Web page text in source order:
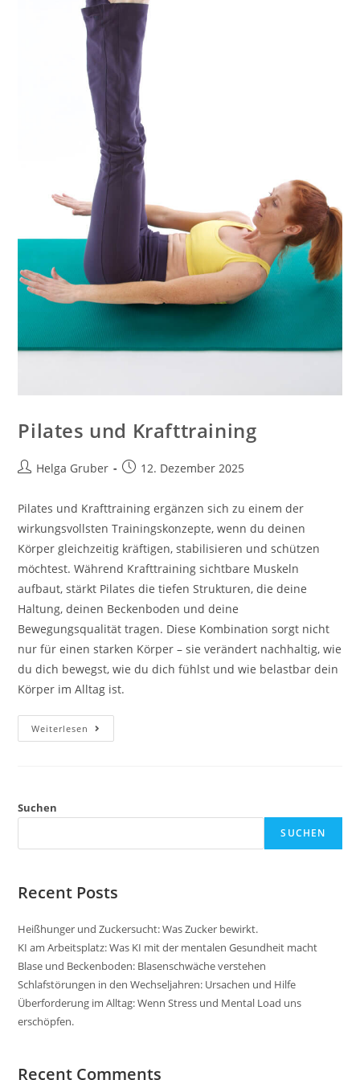
Pilates und Krafttraining
Beitrags-
Helga Gruber
Beitrag12. Dezember 2025
Pilates und Krafttraining ergänzen sich zu einem der
wirkungsvollsten Trainingskonzepte, wenn du deinen
Körper gleichzeitig kräftigen, stabilisieren und schützen
möchtest. Während Krafttraining sichtbare Muskeln
aufbaut, stärkt Pilates die tiefen Strukturen, die deine
Haltung, deinen Beckenboden und deine
Bewegungsqualität tragen. Diese Kombination sorgt nicht
nur für einen starken Körper – sie verändert nachhaltig, wie
du dich bewegst, wie du dich fühlst und wie belastbar dein
Körper im Alltag ist.
Weiterlesen Pilates
Und
Suchen
SUCHEN
Recent Posts
Heißhunger und Zuckersucht: Was Zucker bewirkt.
KI am Arbeitsplatz: Was KI mit der mentalen Gesundheit macht
Blase und Beckenboden: Blasenschwäche verstehen
Schlafstörungen in den Wechseljahren: Ursachen und Hilfe
Überforderung im Alltag: Wenn Stress und Mental Load uns
erschöpfen.
Recent Comments